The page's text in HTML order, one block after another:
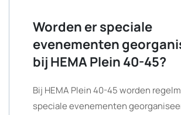
Worden er speciale
evenementen
bij HEMA Plein 40-45?
Bij HEMA Plein 40-45 worden
speciale evenementen